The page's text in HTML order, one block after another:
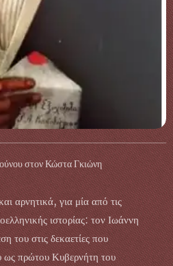
στον Κώστα Γκιώνη
αρνητικά, για μία από τις
ιστορίας: τον Ιωάννη
του στις δεκαετίες που
ως πρώτου Κυβερνήτη του